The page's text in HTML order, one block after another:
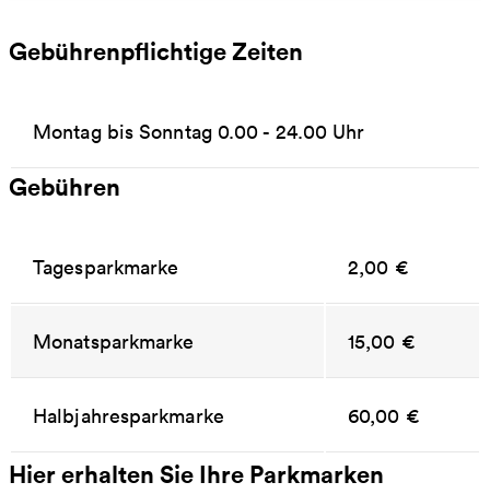
Gebührenpflichtige Zeiten
Montag bis Sonntag 0.00 - 24.00 Uhr
Gebühren
Tagesparkmarke 2,00 €
Monatsparkmarke 15,00 €
Halbjahresparkmarke 60,00 €
Hier erhalten Sie Ihre Parkmarken